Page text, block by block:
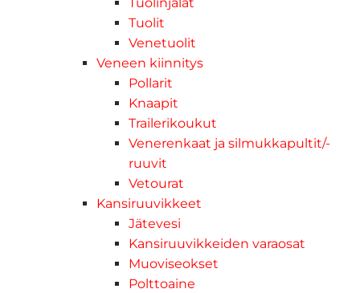
Tuolit
Venetuolit
Veneen kiinnitys
Pollarit
Knaapit
Trailerikoukut
Venerenkaat ja silmukkapultit/-
ruuvit
Vetourat
Kansiruuvikkeet
Jätevesi
Kansiruuvikkeiden varaosat
Muoviseokset
Polttoaine